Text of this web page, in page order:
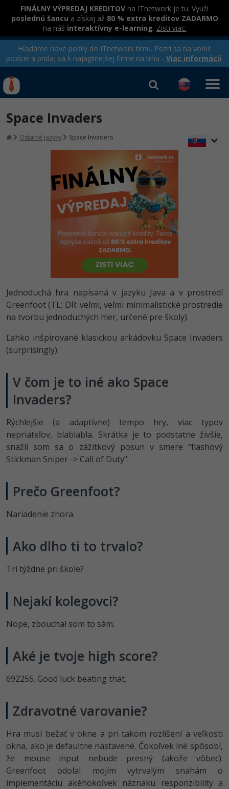
FINÁLNY VÝPREDAJ KREDITOV na ITnetwork je tu. Využi
poslednú šancu a získaj až 80 % extra kreditov ZADARMO
na náš interaktívny e-learning. Zisti viac:
Hľadáme nové posily do ITnetwork tímu. Pozri sa na voľné
pozície a pridaj sa k najagilnejšej firme na trhu - Viac informácií.
hradené úradom práce
IT e-learning
Kurzy programovania
Ako začať?
-80%
C# .NET -80%
Python -80%
JavaScript -80%
PHP
C++ -80%
Swift -80%
Céčko -80%
SQL
UML -80%
Kurzy e-commerce
Testovanie softvéru
Marketing -30%
WordPress
Business
Copywriting -30%
HTML/CSS -80%
Photoshop -80%
Adobe Illustrator
Adobe Lightroom
Adobe XD -15%
Adobe InDesign -25%
Príbehy absolventov
Blog
Prihlásiť sa | Registrovať
Space Invaders
Ostatné jazyky Space Invaders
Jednoduchá hra napísaná v jazyku Java a v prostredí
Greenfoot (TL; DR: veľmi, veľmi minimalistické prostredie
na tvorbu jednoduchých hier, určené pre školy).
Ľahko inšpirované klasickou arkádovku Space Invaders
(surprisingly).
V čom je to iné ako Space
Invaders?
Rýchlejšie (a adaptívne) tempo hry, viac typov
nepriateľov, blablabla. Skrátka je to podstatne živšie,
snažil som sa o zážitkový posun v smere "flashový
Stickman Sniper -> Call of Duty".
Prečo Greenfoot?
Nariadenie zhora.
Ako dlho ti to trvalo?
Tri týždne pri škole?
Nejakí kolegovci?
Nope, zbouchal som to sám.
Aké je tvoje high score?
692255. Good luck beating that.
Zdravotné varovanie?
Hra musí bežať v okne a pri takom rozlíšení a veľkosti
okna, ako je defaultne nastavené. Čokoľvek iné spôsobí,
že mouse input nebude presný (akože vôbec).
Greenfoot odolal mojím vytrvalým snahám o
implementáciu akéhokoľvek náznaku responzibility a